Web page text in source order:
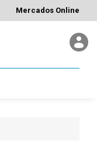
Mercados Online